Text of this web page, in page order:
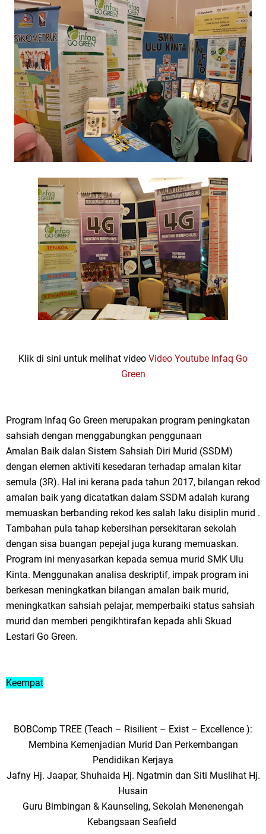
Klik di sini untuk melihat video Video Youtube Infaq Go
Green
Program Infaq Go Green merupakan program peningkatan
sahsiah dengan menggabungkan penggunaan
Amalan Baik dalan Sistem Sahsiah Diri Murid (SSDM)
dengan elemen aktiviti kesedaran terhadap amalan kitar
semula (3R). Hal ini kerana pada tahun 2017, bilangan rekod
amalan baik yang dicatatkan dalam SSDM adalah kurang
memuaskan berbanding rekod kes salah laku disiplin murid .
Tambahan pula tahap kebersihan persekitaran sekolah
dengan sisa buangan pepejal juga kurang memuaskan.
Program ini menyasarkan kepada semua murid SMK Ulu
Kinta. Menggunakan analisa deskriptif, impak program ini
berkesan meningkatkan bilangan amalan baik murid,
meningkatkan sahsiah pelajar, memperbaiki status sahsiah
murid dan memberi pengikhtirafan kepada ahli Skuad
Lestari Go Green.
Keempat
BOBComp TREE (Teach – Risilient – Exist – Excellence ):
Membina Kemenjadian Murid Dan Perkembangan
Pendidikan Kerjaya
Jafny Hj. Jaapar, Shuhaida Hj. Ngatmin dan Siti Muslihat Hj.
Husain
Guru Bimbingan & Kaunseling, Sekolah Menenengah
Kebangsaan Seafield